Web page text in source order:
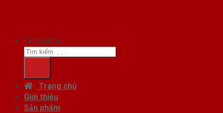
Tìm kiếm:
Trang chủ
Giới thiệu
Sản phẩm